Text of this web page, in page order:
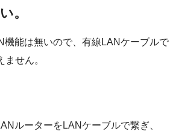
。
機能は無いので、有線LANケーブルで
せん。
ルーターをLANケーブルで繋ぎ、